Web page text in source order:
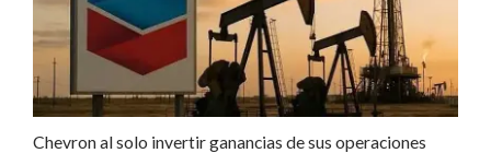
Chevron al solo invertir ganancias de sus operaciones